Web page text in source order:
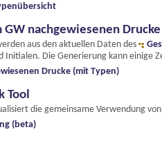
nachgewiesenen Drucke
aus den aktuellen Daten des
Initialen. Die Generierung kann einige
Drucke (mit Typen)
Tool
die gemeinsame Verwendung
(beta)